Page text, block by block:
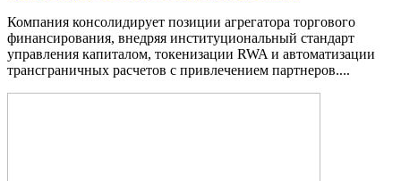
Компания консолидирует позиции агрегатора торгового
финансирования, внедряя институциональный стандарт
управления капиталом, токенизации RWA и автоматизации
трансграничных расчетов с привлечением партнеров....